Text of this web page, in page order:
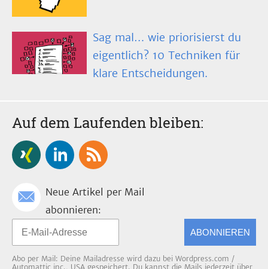
Sag mal… wie priorisierst du
eigentlich? 10 Techniken für
klare Entscheidungen.
Auf dem Laufenden bleiben:
Neue Artikel per Mail
abonnieren:
ABONNIEREN
Abo per Mail: Deine Mailadresse wird dazu bei Wordpress.com /
Automattic inc., USA gespeichert. Du kannst die Mails jederzeit über